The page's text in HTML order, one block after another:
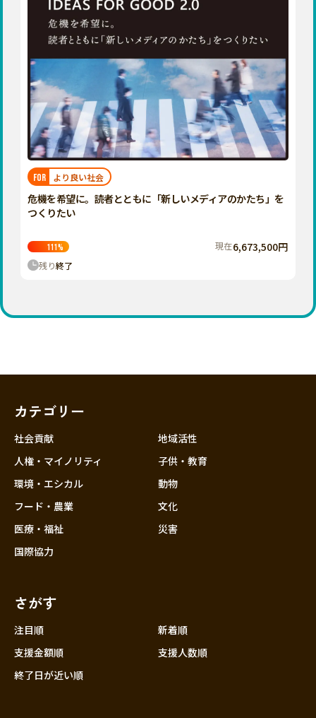
岐阜
静岡
愛知
近畿
三重
滋賀
大阪
奈良
広島
FOR より良い社会
危機を希望に。読者とともに「新しいメディアのかたち」を
つくりたい
111% 現在6,673,500円
残り終了
カテゴリー
社会貢献
人権・マイノリティ
環境・エシカル
フード・農業
医療・福祉
国際協力
地域活性
子供・教育
動物
文化
災害
さがす
注目順
新着順
支援金額順
支援人数順
終了日が近い順